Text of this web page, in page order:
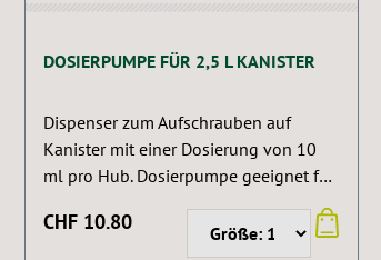
DOSIERPUMPE FÜR 2,5 L KANISTER
Dispenser zum Aufschrauben auf
Kanister mit einer Dosierung von 10
ml pro Hub. Dosierpumpe geeignet für
CHF 10.80